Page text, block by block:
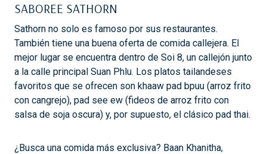
SABOREE SATHORN
Sathorn no solo es famoso por sus restaurantes.
También tiene una buena oferta de comida callejera. El
mejor lugar se encuentra dentro de Soi 8, un callejón junto
a la calle principal Suan Phlu. Los platos tailandeses
favoritos que se ofrecen son khaaw pad bpuu (arroz frito
con cangrejo), pad see ew (fideos de arroz frito con
salsa de soja oscura) y, por supuesto, el clásico pad thai.
¿Busca una comida más exclusiva? Baan Khanitha,